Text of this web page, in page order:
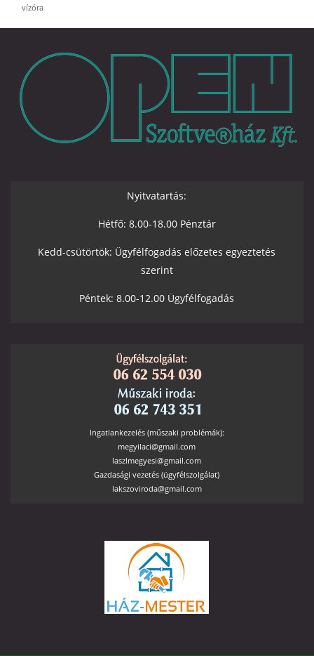
vízóra
Nyitvatartás:
Hétfő: 8.00-18.00 Pénztár
Kedd-csütörtök: Ügyfélfogadás előzetes egyeztetés
szerint
Péntek: 8.00-12.00 Ügyfélfogadás
Ingatlankezelés (műszaki problémák):
megyilaci@gmail.com
laszlmegyesi@gmail.com
Gazdasági vezetés (ügyfélszolgálat)
lakszoviroda@gmail.com